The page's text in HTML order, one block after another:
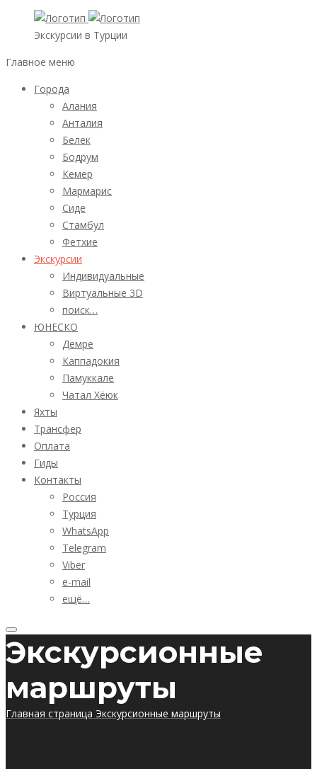
Экскурсии в Турции
Главное меню
Города
Алания
Анталия
Белек
Бодрум
Кемер
Мармарис
Сиде
Стамбул
Фетхие
Экскурсии
Индивидуальные
Виртуальные 3D
поиск…
ЮНЕСКО
Демре
Каппадокия
Памуккале
Чатал Хёюк
Яхты
Трансфер
Оплата
Гиды
Контакты
Россия
Турция
WhatsApp
Telegram
Viber
e-mail
ещё…
Экскурсионные
маршруты
Главная страница Экскурсионные маршруты